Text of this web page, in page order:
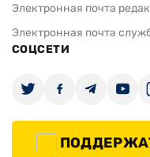
Электронная почта
Электронная почта
СОЦСЕТИ